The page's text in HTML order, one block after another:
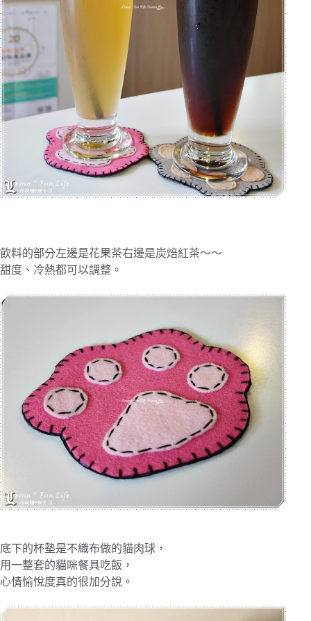
飲料的部分左邊是花果茶右邊是炭焙紅茶～～
甜度、冷熱都可以調整。
底下的杯墊是不織布做的貓肉球，
用一整套的貓咪餐具吃飯，
心情愉悅度真的很加分說。